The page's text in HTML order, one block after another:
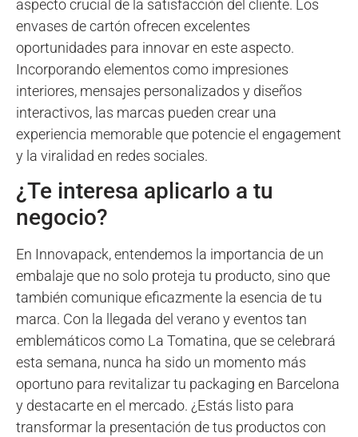
aspecto crucial de la satisfacción del cliente. Los
envases de cartón ofrecen excelentes
oportunidades para innovar en este aspecto.
Incorporando elementos como impresiones
interiores, mensajes personalizados y diseños
interactivos, las marcas pueden crear una
experiencia memorable que potencie el engagement
y la viralidad en redes sociales.
¿Te interesa aplicarlo a tu
negocio?
En Innovapack, entendemos la importancia de un
embalaje que no solo proteja tu producto, sino que
también comunique eficazmente la esencia de tu
marca. Con la llegada del verano y eventos tan
emblemáticos como La Tomatina, que se celebrará
esta semana, nunca ha sido un momento más
oportuno para revitalizar tu packaging en Barcelona
y destacarte en el mercado. ¿Estás listo para
transformar la presentación de tus productos con